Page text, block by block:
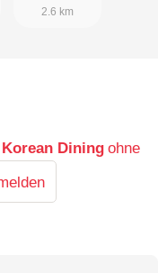
2.6 km
Dining ohne